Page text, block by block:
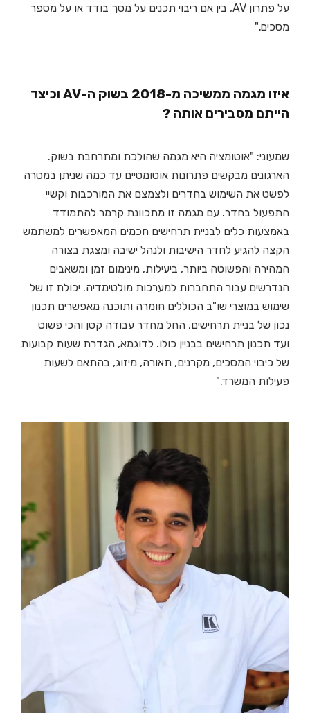
על פתרון AV, בין אם ריבוי תכנים על מסך בודד או על מספר
מסכים."
איזו מגמה ממשיכה מ-2018 בשוק ה-AV וכיצד
הייתם מסבירים אותה ?
שמעוני: "אוטומציה היא מגמה שהולכת ומתרחבת בשוק.
הארגונים מבקשים פתרונות אוטומטיים עד כמה שניתן במטרה
לפשט את השימוש בחדרים ולצמצם את המורכבות וקשיי
התפעול בחדר. עם מגמה זו מתכוונת קרמר להתמודד
באמצעות כלים לבניית תרחישים חכמים המאפשרים למשתמש
הקצה להגיע לחדר הישיבות ולנהל ישיבה ומצגת בצורה
המהירה והפשוטה ביותר, ביעילות, מינימום זמן ומשאבים
הנדרשים עבור התחברות למערכות מולטימדיה. יכולת זו של
שימוש במוצרי שו"ב הכוללים חומרה ותוכנה מאפשרים תכנון
נכון של בניית תרחישים, החל מחדר עבודה קטן והכי פשוט
ועד תכנון תרחישים בבניין כולו. לדוגמא, הגדרת שעות קבועות
של כיבוי המסכים, מקרנים, תאורה, מיזוג, בהתאם לשעות
פעילות המשרד."